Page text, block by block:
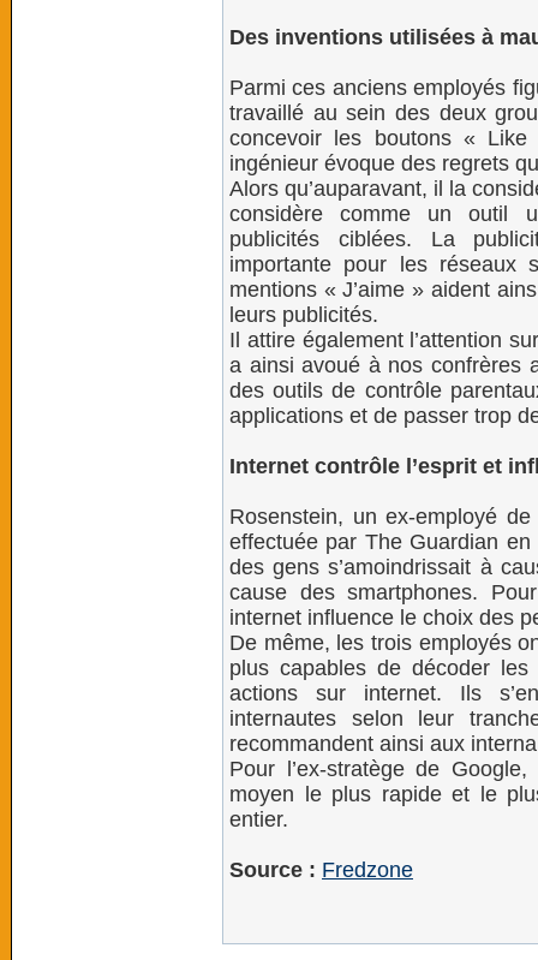
Des inventions utilisées à
Parmi ces anciens employés
travaillé au sein des deux
concevoir les boutons «
ingénieur évoque des regrets
Alors qu’auparavant, il la
considère comme un outil
publicités ciblées. La
importante pour les réseaux
mentions « J’aime » aident
leurs publicités.
Il attire également l’attention
a ainsi avoué à nos confrères
des outils de contrôle
applications et de passer trop
Internet contrôle l’esprit et
Rosenstein, un ex-employé
effectuée par The Guardian
des gens s’amoindrissait à
cause des smartphones.
internet influence le choix des
De même, les trois employés
plus capables de décoder
actions sur internet. Ils
internautes selon leur
recommandent ainsi aux
Pour l’ex-stratège de
moyen le plus rapide et le
entier.
Source : Fredzone